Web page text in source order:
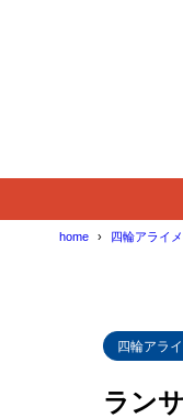
home 四輪アライ
四輪アラ
ラン